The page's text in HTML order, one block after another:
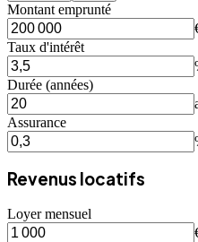
Montant emprunté
Taux d'intérêt
Durée (années)
Assurance
Revenus locatifs
Loyer mensuel